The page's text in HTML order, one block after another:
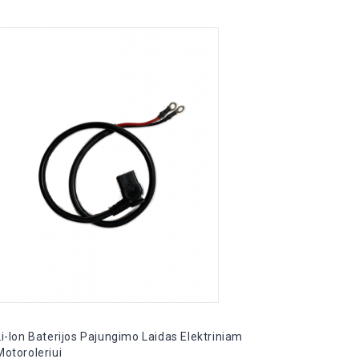
Li-Ion Baterijos Pajungimo Laidas Elektriniam